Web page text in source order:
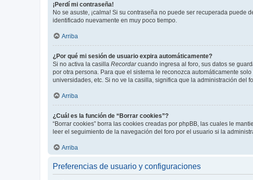
¡Perdí mi contraseña!
No se asuste, ¡calma! Si su contraseña no puede ser recuperada
identificado nuevamente en muy poco tiempo.
Arriba
¿Por qué mi sesión de usuario expira automáticamente?
Si no activa la casilla Recordarcuando ingresa al foro, sus datos se
por otra persona. Para que el sistema le reconozca automáticamente
universidades, etc. Si no ve la casilla, significa que la administración del
Arriba
¿Cuál es la función de “Borrar cookies”?
“Borrar cookies” borra las cookies creadas por phpBB, las cuales le
leer el seguimiento de la navegación del foro por el usuario si la
Arriba
Preferencias de usuario y configuraciones